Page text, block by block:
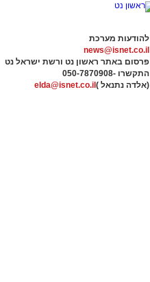
להודעות מערכת
news@isnet.co.il
פרסום באתר ראשון נט ורשת ישראל נט
התקשרו -050-7870908
(אלדה נתנאל ) elda@isnet.co.il